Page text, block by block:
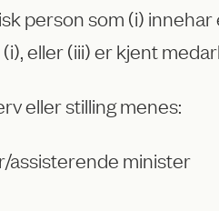
person som (i)
eller (iii) er kjent
eller stilling menes:
assisterende minister